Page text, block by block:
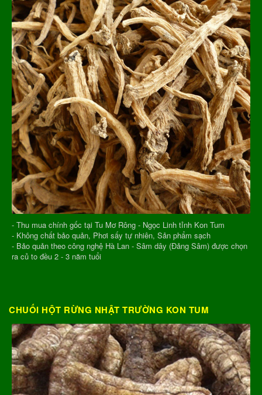
- Thu mua chính gốc tại Tu Mơ Rông - Ngọc Linh tỉnh Kon Tum
- Không chất bảo quản, Phơi sấy tự nhiên, Sản phẩm sạch
- Bảo quản theo công nghệ Hà Lan - Sâm dây (Đảng Sâm) được chọn
ra củ to đều 2 - 3 năm tuổi
CHUỐI HỘT RỪNG NHẬT TRƯỜNG KON TUM